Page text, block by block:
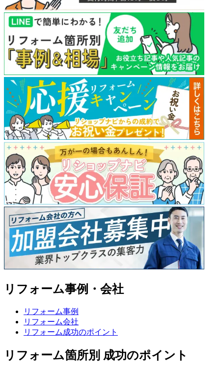
リフォーム事例・会社
リフォーム事例
リフォーム会社
リフォーム成功のポイント
リフォーム箇所別 成功のポイント